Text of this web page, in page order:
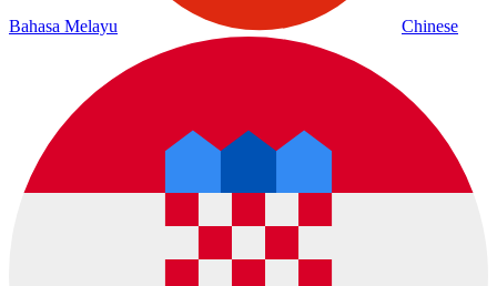
Bahasa Melayu Chinese